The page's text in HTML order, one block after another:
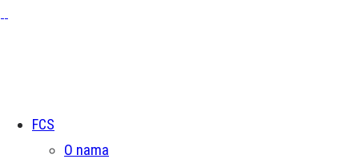
FCS
O nama